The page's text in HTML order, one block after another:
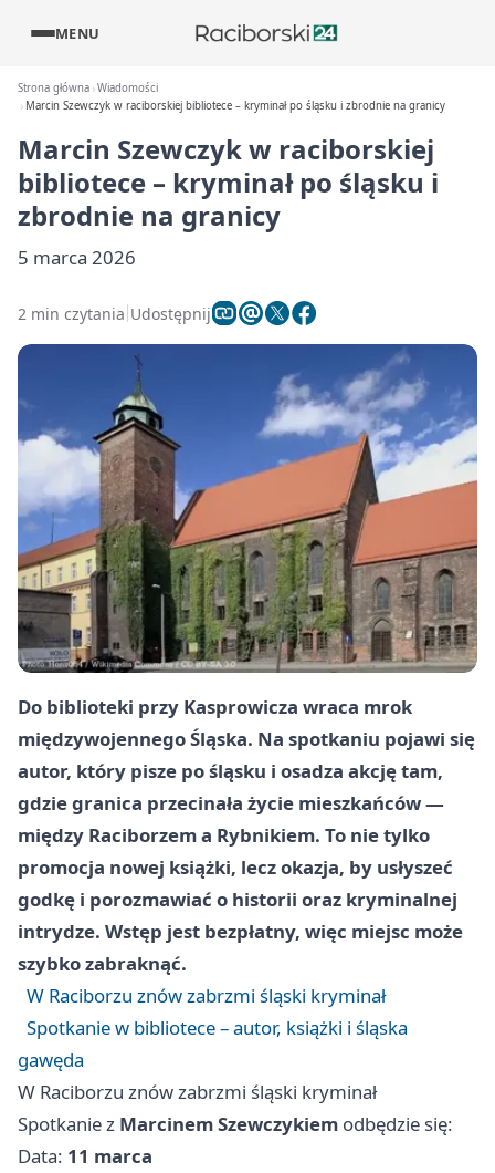
MENU
Strona główna Wiadomości
Marcin Szewczyk w raciborskiej bibliotece – kryminał po śląsku i zbrodnie na granicy
Marcin Szewczyk w raciborskiej
bibliotece – kryminał po śląsku i
zbrodnie na granicy
5 marca 2026
2 min czytania Udostępnij
Do biblioteki przy Kasprowicza wraca mrok
międzywojennego Śląska. Na spotkaniu pojawi się
autor, który pisze po śląsku i osadza akcję tam,
gdzie granica przecinała życie mieszkańców —
między Raciborzem a Rybnikiem. To nie tylko
promocja nowej książki, lecz okazja, by usłyszeć
godkę i porozmawiać o historii oraz kryminalnej
intrydze. Wstęp jest bezpłatny, więc miejsc może
szybko zabraknąć.
W Raciborzu znów zabrzmi śląski kryminał
Spotkanie w bibliotece – autor, książki i śląska
gawęda
W Raciborzu znów zabrzmi śląski kryminał
Spotkanie z Marcinem Szewczykiem odbędzie się:
Data: 11 marca